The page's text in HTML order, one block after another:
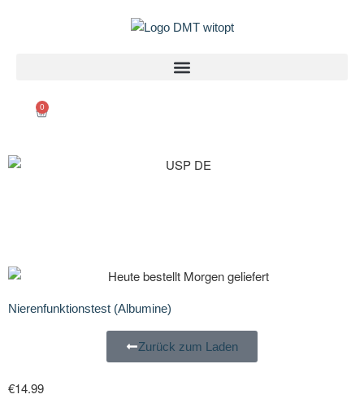
0
Nierenfunktionstest (Albumine)
Zurück zum Laden
€14.99